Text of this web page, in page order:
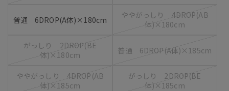
普通 6DROP(A体)×180cm
ややがっしり 4DROP(AB
体)×180cm
がっしり 2DROP(BE
体)×180cm
普通 6DROP(A体)×185cm
ややがっしり 4DROP(AB
体)×185cm
がっしり 2DROP(BE
体)×185cm